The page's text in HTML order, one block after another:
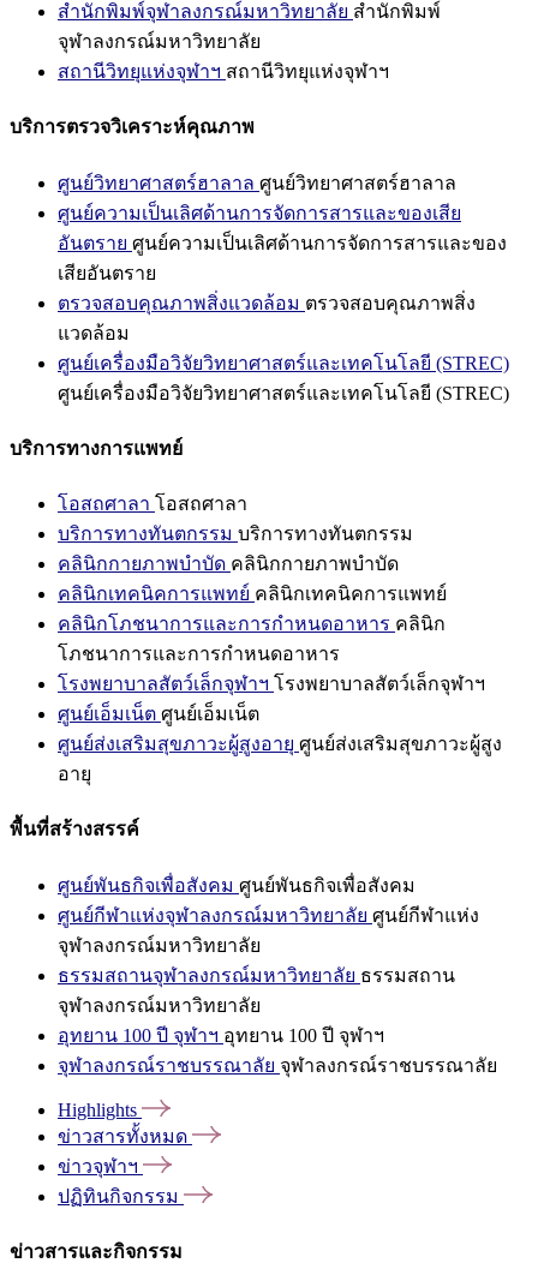
สำนักพิมพ์จุฬาลงกรณ์มหาวิทยาลัย สำนักพิมพ์
จุฬาลงกรณ์มหาวิทยาลัย
สถานีวิทยุแห่งจุฬาฯ สถานีวิทยุแห่งจุฬาฯ
บริการตรวจวิเคราะห์คุณภาพ
ศูนย์วิทยาศาสตร์ฮาลาล ศูนย์วิทยาศาสตร์ฮาลาล
ศูนย์ความเป็นเลิศด้านการจัดการสารและของเสีย
อันตราย ศูนย์ความเป็นเลิศด้านการจัดการสารและของ
เสียอันตราย
ตรวจสอบคุณภาพสิ่งแวดล้อม ตรวจสอบคุณภาพสิ่ง
แวดล้อม
ศูนย์เครื่องมือวิจัยวิทยาศาสตร์และเทคโนโลยี (STREC)
ศูนย์เครื่องมือวิจัยวิทยาศาสตร์และเทคโนโลยี (STREC)
บริการทางการแพทย์
โอสถศาลา โอสถศาลา
บริการทางทันตกรรม บริการทางทันตกรรม
คลินิกกายภาพบำบัด คลินิกกายภาพบำบัด
คลินิกเทคนิคการแพทย์ คลินิกเทคนิคการแพทย์
คลินิกโภชนาการและการกำหนดอาหาร คลินิก
โภชนาการและการกำหนดอาหาร
โรงพยาบาลสัตว์เล็กจุฬาฯ โรงพยาบาลสัตว์เล็กจุฬาฯ
ศูนย์เอ็มเน็ต ศูนย์เอ็มเน็ต
ศูนย์ส่งเสริมสุขภาวะผู้สูงอายุ ศูนย์ส่งเสริมสุขภาวะผู้สูง
อายุ
พื้นที่สร้างสรรค์
ศูนย์พันธกิจเพื่อสังคม ศูนย์พันธกิจเพื่อสังคม
ศูนย์กีฬาแห่งจุฬาลงกรณ์มหาวิทยาลัย ศูนย์กีฬาแห่ง
จุฬาลงกรณ์มหาวิทยาลัย
ธรรมสถานจุฬาลงกรณ์มหาวิทยาลัย ธรรมสถาน
จุฬาลงกรณ์มหาวิทยาลัย
อุทยาน 100 ปี จุฬาฯ อุทยาน 100 ปี จุฬาฯ
จุฬาลงกรณ์ราชบรรณาลัย จุฬาลงกรณ์ราชบรรณาลัย
Highlights
ข่าวสารทั้งหมด
ข่าวจุฬาฯ
ปฏิทินกิจกรรม
ข่าวสารและกิจกรรม